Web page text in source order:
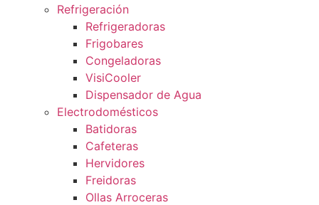
Refrigeración
Refrigeradoras
Frigobares
Congeladoras
VisiCooler
Dispensador de Agua
Electrodomésticos
Batidoras
Cafeteras
Hervidores
Freidoras
Ollas Arroceras